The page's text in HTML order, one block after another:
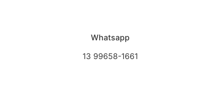
Whatsapp
13 99658-1661